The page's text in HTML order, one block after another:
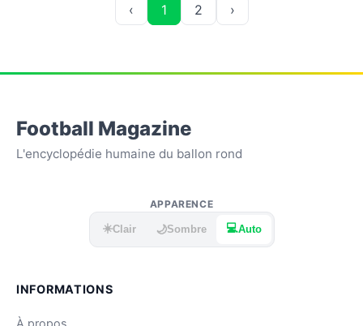
‹ 1 2 ›
Football Magazine
L'encyclopédie humaine du ballon rond
APPARENCE
☀️Clair 🌙Sombre 💻Auto
INFORMATIONS
À propos